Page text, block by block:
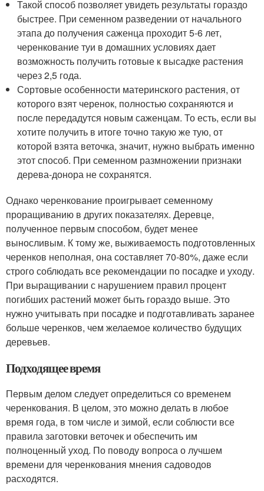
Такой способ позволяет увидеть результаты гораздо
быстрее. При семенном разведении от начального
этапа до получения саженца проходит 5-6 лет,
черенкование туи в домашних условиях дает
возможность получить готовые к высадке растения
через 2,5 года.
Сортовые особенности материнского растения, от
которого взят черенок, полностью сохраняются и
после передадутся новым саженцам. То есть, если вы
хотите получить в итоге точно такую же тую, от
которой взята веточка, значит, нужно выбрать именно
этот способ. При семенном размножении признаки
дерева-донора не сохранятся.
Однако черенкование проигрывает семенному
проращиванию в других показателях. Деревце,
полученное первым способом, будет менее
выносливым. К тому же, выживаемость подготовленных
черенков неполная, она составляет 70-80%, даже если
строго соблюдать все рекомендации по посадке и уходу.
При выращивании с нарушением правил процент
погибших растений может быть гораздо выше. Это
нужно учитывать при посадке и подготавливать заранее
больше черенков, чем желаемое количество будущих
деревьев.
Подходящее время
Первым делом следует определиться со временем
черенкования. В целом, это можно делать в любое
время года, в том числе и зимой, если соблюсти все
правила заготовки веточек и обеспечить им
полноценный уход. По поводу вопроса о лучшем
времени для черенкования мнения садоводов
расходятся.